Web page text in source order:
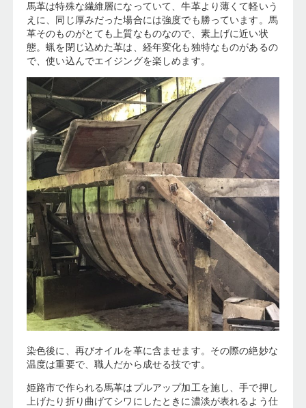
馬革は特殊な繊維層になっていて、牛革より薄くて軽いう
えに、同じ厚みだった場合には強度でも勝っています。馬
革そのものがとても上質なものなので、素上げに近い状
態。蝋を閉じ込めた革は、経年変化も独特なものがあるの
で、使い込んでエイジングを楽しめます。
染色後に、再びオイルを革に含ませます。その際の絶妙な
温度は重要で、職人だから成せる技です。
姫路市で作られる馬革はプルアップ加工を施し、手で押し
上げたり折り曲げてシワにしたときに濃淡が表れるよう仕